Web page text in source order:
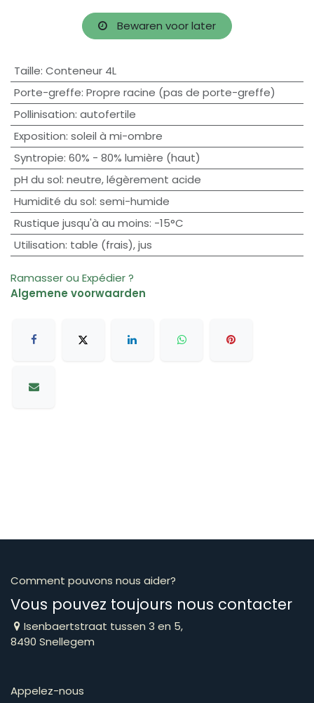
Bewaren voor later
Taille: Conteneur 4L
Porte-greffe: Propre racine (pas de porte-greffe)
Pollinisation: autofertile
Exposition: soleil à mi-ombre
Syntropie: 60% - 80% lumière (haut)
pH du sol: neutre,légèrement acide
Humidité du sol: semi-humide
Rustique jusqu'à au moins: -15°C
Utilisation: table (frais),jus
Ramasser ou Expédier ?
Algemene voorwaarden
Comment pouvons nous aider?
Vous pouvez toujours nous contacter
Isenbaertstraat tussen 3 en 5,
8490 Snellegem
Appelez-nous